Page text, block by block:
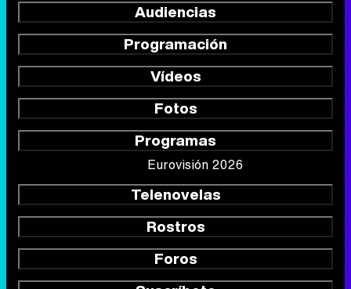
Audiencias
Programación
Vídeos
Fotos
Programas
Eurovisión 2026
Telenovelas
Rostros
Foros